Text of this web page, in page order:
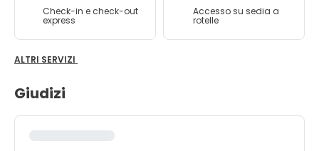
Check-in e check-out
express
Accesso su sedia a
rotelle
ALTRI SERVIZI
Giudizi